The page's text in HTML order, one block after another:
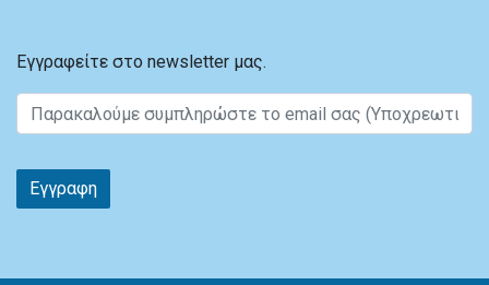
Εγγραφείτε στο newsletter μας.
Εγγραφη